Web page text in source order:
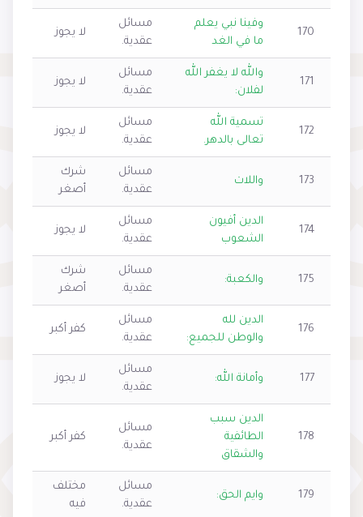
170
وفينا نبي يعلم
ما في الغد
مسائل
عقدية.
لا يجوز
171
والله لا يغفر الله
لفلان:
مسائل
عقدية.
لا يجوز
172
تسمية الله
تعالى بالدهر.
مسائل
عقدية.
لا يجوز
173 واللات
مسائل
عقدية.
شرك
أصغر
174
الدين أفيون
الشعوب
مسائل
عقدية.
لا يجوز
175 والكعبة:
مسائل
عقدية.
شرك
أصغر
176
الدين لله
والوطن للجميع:
مسائل
عقدية.
كفر أكبر
177 وأمانة الله:
مسائل
عقدية.
لا يجوز
178
الدين سبب
الطائفية
والشقاق
مسائل
عقدية.
كفر أكبر
179 وايم الحق:
مسائل
عقدية.
مختلف
فيه